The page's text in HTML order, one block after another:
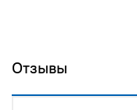
Отзывы